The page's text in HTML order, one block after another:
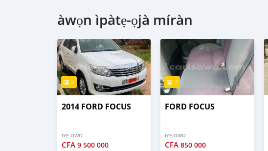
àwọn ìpàtẹ-ọjà míràn
3
2014 FORD FOCUS
IYE-OWO
CFA 9 500 000
7
FORD FOCUS
IYE-OWO
CFA850 000